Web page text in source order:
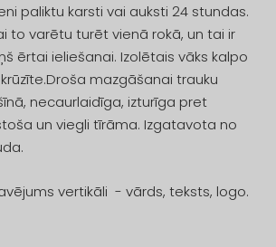
paliktu karsti vai auksti 24 stundas.
to varētu turēt vienā rokā, un tai ir
ērtai ieliešanai. Izolētais vāks kalpo
mazgāšanai trauku
necaurlaidīga, izturīga pret
un viegli tīrāma. Izgatavota no
vertikāli - vārds, teksts, logo.